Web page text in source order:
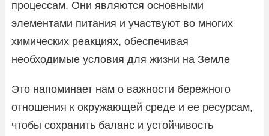
процессам. Они являются основными
элементами питания и участвуют во многих
химических реакциях, обеспечивая
необходимые условия для жизни на Земле
Это напоминает нам о важности бережного
отношения к окружающей среде и ее ресурсам,
чтобы сохранить баланс и устойчивость